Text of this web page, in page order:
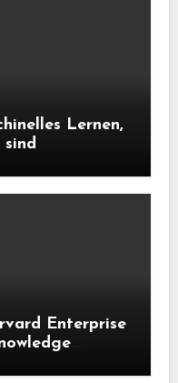
Lernen,
sind
Enterprise